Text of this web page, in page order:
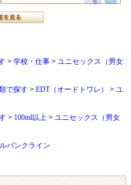
学校・仕事
ユニセックス（男女
で探す EDT（オードトワレ）
ユ
100ml以上
ユニセックス（男女
バンクライン